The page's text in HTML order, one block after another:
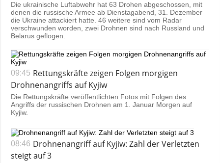
Die ukrainische Luftabwehr hat 63 Drohen abgeschossen, mit
denen die russische Armee ab Dienstagabend, 31. Dezember
die Ukraine attackiert hatte. 46 weitere sind vom Radar
verschwunden worden, zwei Drohnen sind nach Russland und
Belarus geflogen.
09:45 Rettungskräfte zeigen Folgen morgigen
Drohnenangriffs auf Kyjiw
Die Rettungskräfte veröffentlichten Fotos mit Folgen des
Angriffs der russischen Drohnen am 1. Januar Morgen auf
Kyjiw.
08:46 Drohnenangriff auf Kyjiw: Zahl der Verletzten
steigt auf 3